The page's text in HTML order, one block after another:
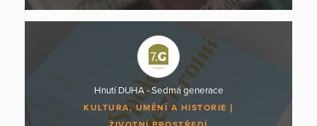
Hnutí DUHA - Sedmá generace
KULTURA, UMĚNÍ A HISTORIE